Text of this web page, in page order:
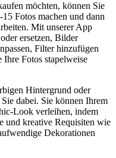
möchten, können Sie
Fotos machen und dann
Mit unserer App
ersetzen, Bilder
Filter hinzufügen
Fotos stapelweise
Hintergrund oder
dabei. Sie können Ihrem
Look verleihen, indem
und kreative Requisiten wie
Dekorationen